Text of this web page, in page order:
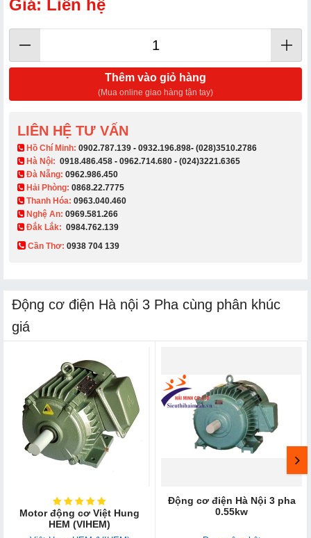
Giá: Liên hệ
Thêm vào giỏ hàng
(Mua online giao hàng tận tay)
LIÊN HỆ TƯ VẤN
​ Hồ Chí Minh: 0902.787.139 - 0932.196.898- (028)3510.2786
Hà Nội: 0918.486.458 - 0962.714.680 - (024)3221.6365
Đà Nẵng: 0962.986.450
Hải Phòng: 0868.22.7775
Thanh Hóa: 0963.040.460
Nghệ An: 0969.581.266
Đắk Lắk: 0984.762.139
Cần Thơ: 0938 704 139​
Động cơ điện Hà nội 3 Pha cùng phân khúc
giá
Motor động cơ Việt Hung
HEM (VIHEM)
Động cơ điện Hà Nội 3 pha
0.55kw